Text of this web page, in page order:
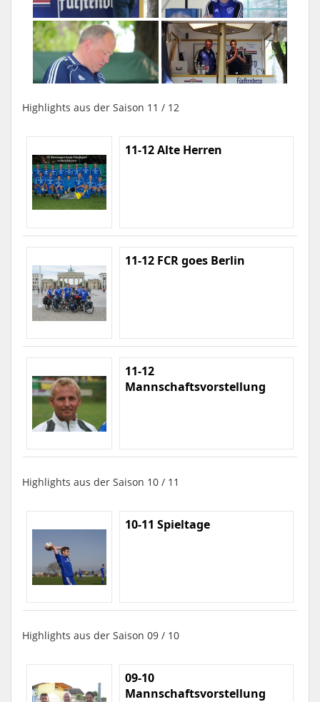
Highlights aus der Saison 11 / 12
11-12 Alte Herren
11-12 FCR goes Berlin
11-12
Mannschaftsvorstellung
Highlights aus der Saison 10 / 11
10-11 Spieltage
Highlights aus der Saison 09 / 10
09-10
Mannschaftsvorstellung